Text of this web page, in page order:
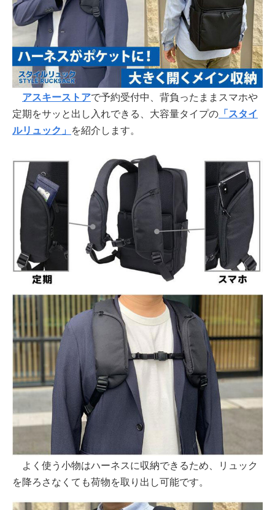
アスキーストアで予約受付中、背負ったままスマホや
定期をサッと出し入れできる、大容量タイプの 「スタイ
ルリュック」
を紹介します。
よく使う小物はハーネスに収納できるため、リュック
を降ろさなくても荷物を取り出し可能です。